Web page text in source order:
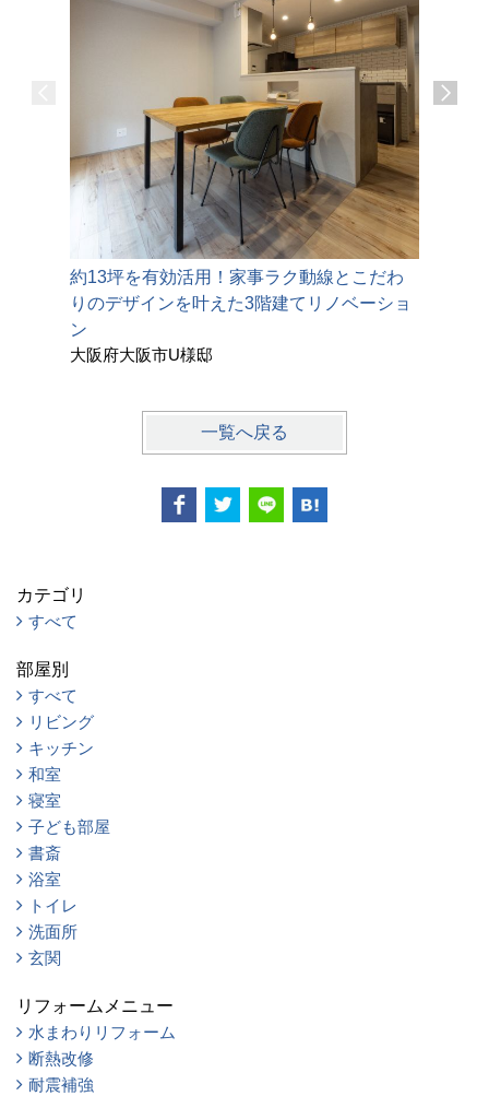
約13坪を有効活用！家事ラク動線とこだわ
りのデザインを叶えた3階建てリノベーショ
ン
大阪府大阪市U様邸
一覧へ戻る
カテゴリ
すべて
部屋別
すべて
リビング
キッチン
和室
寝室
子ども部屋
書斎
浴室
トイレ
洗面所
玄関
リフォームメニュー
水まわりリフォーム
断熱改修
耐震補強